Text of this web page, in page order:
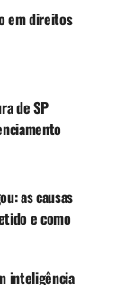
pública
com
loja,
evento
gera
desde
em direitos
de SP
as causas
e como
inteligência